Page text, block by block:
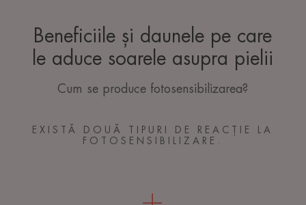
Beneficiile și daunele pe care
le aduce soarele asupra pielii
Cum se produce fotosensibilizarea?
EXISTĂ DOUĂ TIPURI DE REACȚIE LA
FOTOSENSIBILIZARE.